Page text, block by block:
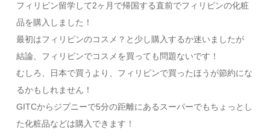
フィリピン留学して2ヶ月で帰国する直前でフィリピンの化粧
品を購入しました！
最初はフィリピンのコスメ？と少し購入するか迷いましたが
結論、フィリピンでコスメを買っても問題ないです！
むしろ、日本で買うより、フィリピンで買ったほうが節約にな
るかもしれません！
GITCからジプニーで5分の距離にあるスーパーでもちょっとし
た化粧品などは購入できます！